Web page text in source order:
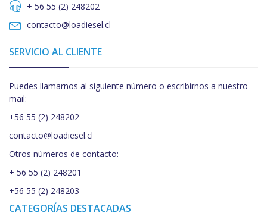
+ 56 55 (2) 248202
contacto@loadiesel.cl
SERVICIO AL CLIENTE
Puedes llamarnos al siguiente número o escribirnos a nuestro
mail:
+56 55 (2) 248202
contacto@loadiesel.cl
Otros números de contacto:
+ 56 55 (2) 248201
+56 55 (2) 248203
CATEGORÍAS DESTACADAS